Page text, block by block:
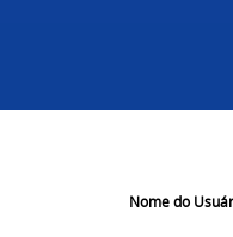
Nome do